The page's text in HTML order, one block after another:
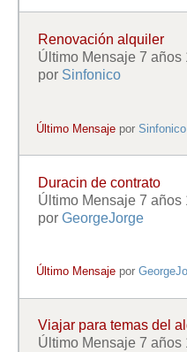
Renovación alquiler
Último Mensaje 7 años
por Sinfonico
Último Mensaje porSinfonico
Duracin de contrato
Último Mensaje 7 años
por GeorgeJorge
Último Mensaje por
Viajar para temas del
Último Mensaje 7 años